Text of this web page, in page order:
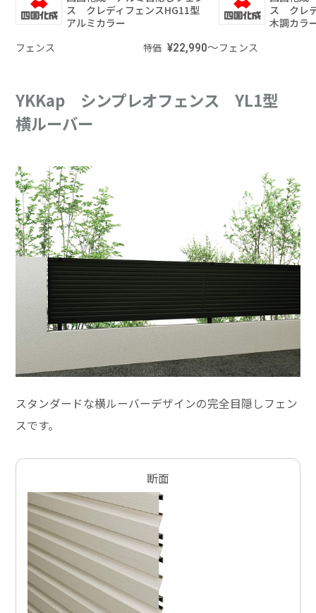
ス クレディフェンスHG11型
アルミカラー
フェンス
特価 ¥22,990～
ス クレ
木調カラ
フェンス
YKKap シンプレオフェンス YL1型
横ルーバー
スタンダードな横ルーバーデザインの完全目隠しフェン
スです。
断面